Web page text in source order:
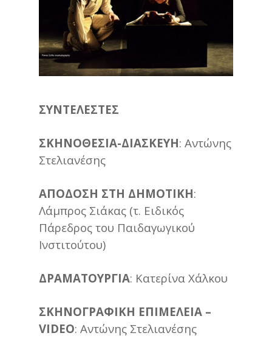
ΣΥΝΤΕΛΕΣΤΕΣ
ΣΚΗΝΟΘΕΣΙΑ-ΔΙΑΣΚΕΥΗ: Αντώνης
Στελιανέσης
ΑΠΟΔΟΣΗ ΣΤΗ ΔΗΜΟΤΙΚΗ:
Λάμπρος Σιάκας (τ. Ειδικός
Πάρεδρος του Παιδαγωγικού
Ινστιτούτου)
ΔΡΑΜΑΤΟΥΡΓΙΑ: Κατερίνα Χάλκου
ΣΚΗΝΟΓΡΑΦΙΚΗ ΕΠΙΜΕΛΕΙΑ –
VIDEO: Αντώνης Στελιανέσης